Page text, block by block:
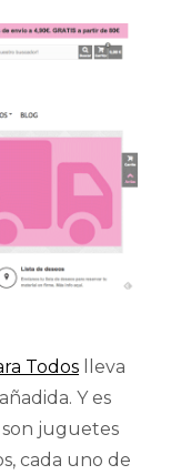
Todos lleva
añadida. Y es
juguetes
cada uno de